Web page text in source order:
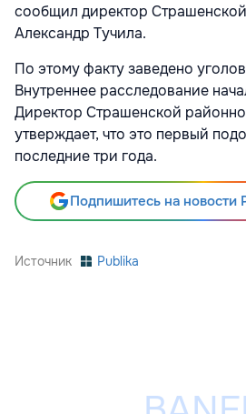
сообщил директор
Александр Тучила.
По этому факту заведено
Внутреннее расследование
Директор Страшенской
утверждает, что это первый
последние три года.
Подпишитесь на новости
Источник Publika